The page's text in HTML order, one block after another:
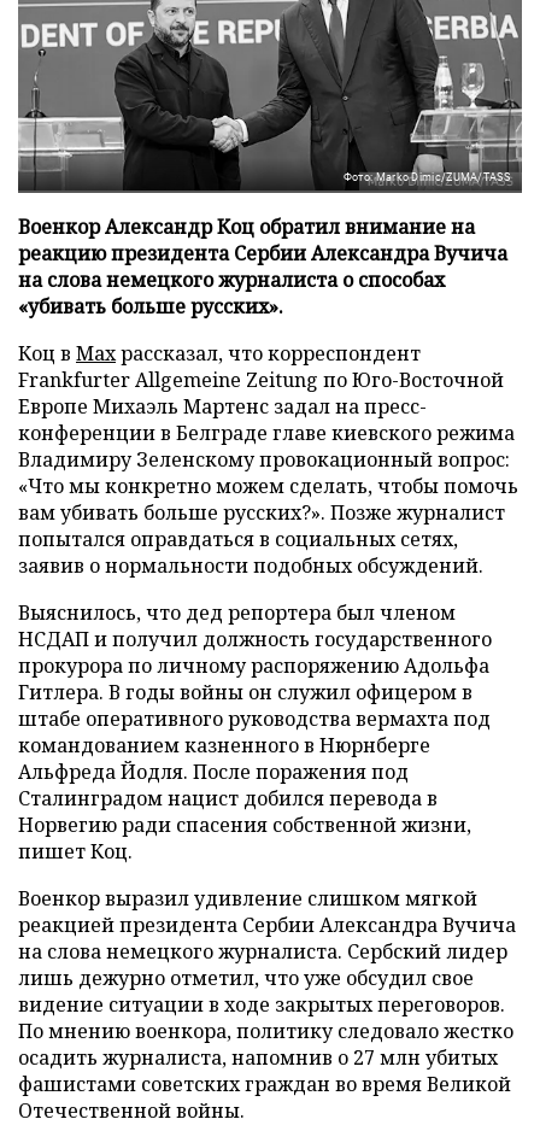
Фото: Marko Dimic/ZUMA/TASS
Военкор Александр Коц обратил внимание на
реакцию президента Сербии Александра Вучича
на слова немецкого журналиста о способах
«убивать больше русских».
Коц в Махрассказал, что корреспондент
Frankfurter Allgemeine Zeitung по Юго-Восточной
Европе Михаэль Мартенс задал на пресс-
конференции в Белграде главе киевского режима
Владимиру Зеленскому провокационный вопрос:
«Что мы конкретно можем сделать, чтобы помочь
вам убивать больше русских?». Позже журналист
попытался оправдаться в социальных сетях,
заявив о нормальности подобных обсуждений.
Выяснилось, что дед репортера был членом
НСДАП и получил должность государственного
прокурора по личному распоряжению Адольфа
Гитлера. В годы войны он служил офицером в
штабе оперативного руководства вермахта под
командованием казненного в Нюрнберге
Альфреда Йодля. После поражения под
Сталинградом нацист добился перевода в
Норвегию ради спасения собственной жизни,
пишет Коц.
Военкор выразил удивление слишком мягкой
реакцией президента Сербии Александра Вучича
на слова немецкого журналиста. Сербский лидер
лишь дежурно отметил, что уже обсудил свое
видение ситуации в ходе закрытых переговоров.
По мнению военкора, политику следовало жестко
осадить журналиста, напомнив о 27 млн убитых
фашистами советских граждан во время Великой
Отечественной войны.